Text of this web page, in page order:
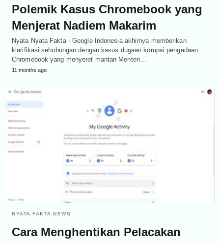
Polemik Kasus Chromebook yang
Menjerat Nadiem Makarim
Nyata Nyata Fakta - Google Indonesia akhirnya memberikan
klarifikasi sehubungan dengan kasus dugaan korupsi pengadaan
Chromebook yang menyeret mantan Menteri…
11 months ago
NYATA FAKTA NEWS
Cara Menghentikan Pelacakan